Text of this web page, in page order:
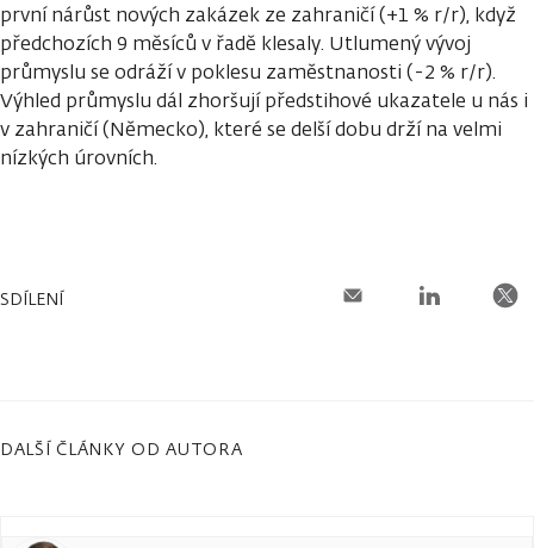
první nárůst nových zakázek ze zahraničí (+1 % r/r), když
předchozích 9 měsíců v řadě klesaly. Utlumený vývoj
průmyslu se odráží v poklesu zaměstnanosti (-2 % r/r).
Výhled průmyslu dál zhoršují předstihové ukazatele u nás i
v zahraničí (Německo), které se delší dobu drží na velmi
nízkých úrovních.
SDÍLENÍ
DALŠÍ ČLÁNKY OD AUTORA